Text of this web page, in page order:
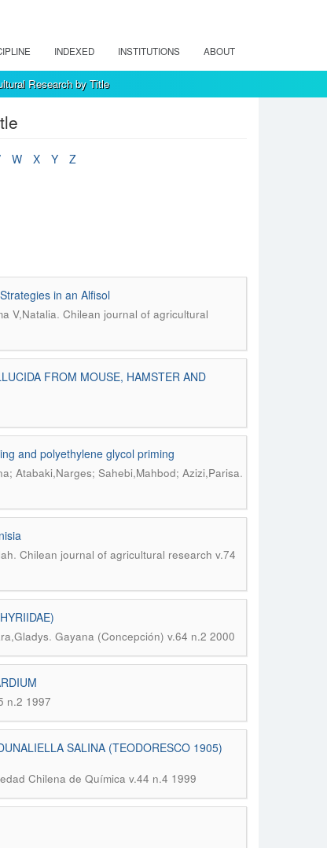
INDEXED INSTITUTIONS ABOUT
Research by Title
W X Y Z
in an Alfisol
V,Natalia. Chilean journal of agricultural
FROM MOUSE, HAMSTER AND
and polyethylene glycol priming
Atabaki,Narges; Sahebi,Mahbod; Azizi,Parisa.
. Chilean journal of agricultural research v.74
. Gayana (Concepción) v.64 n.2 2000
n.2 1997
SALINA (TEODORESCO 1905)
Chilena de Química v.44 n.4 1999